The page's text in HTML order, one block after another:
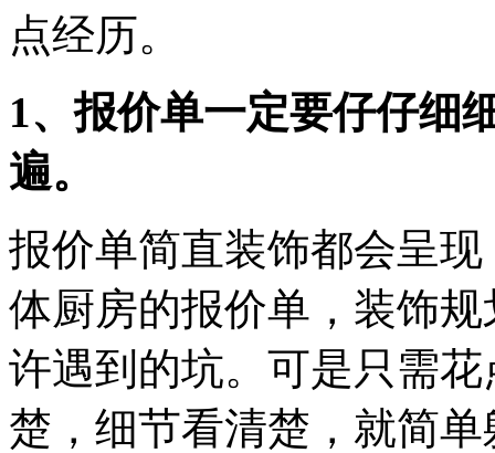
点经历。
1、报价单一定要仔仔细
遍。
报价单简直装饰都会呈
体厨房的报价单，装饰
许遇到的坑。可是只需
楚，细节看清楚，就简